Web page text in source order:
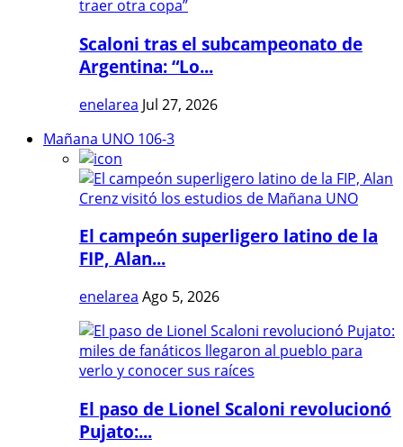
Scaloni tras el subcampeonato de
Argentina: “Lo...
enelarea Jul 27, 2026
Mañana UNO 106-3
El campeón superligero latino de la
FIP, Alan...
enelarea Ago 5, 2026
El paso de Lionel Scaloni revolucionó
Pujato:...